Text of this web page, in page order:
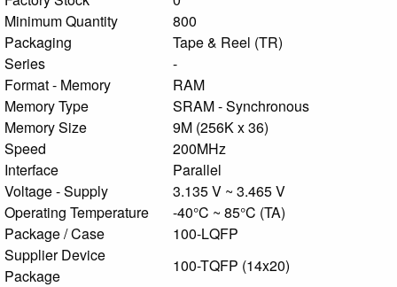
Minimum Quantity
800
Packaging
Tape & Reel (TR)
Series
-
Format - Memory
RAM
Memory Type
SRAM - Synchronous
Memory Size
9M (256K x 36)
Speed
200MHz
Interface
Parallel
Voltage - Supply
3.135 V ~ 3.465 V
Operating Temperature
-40°C ~ 85°C (TA)
Package / Case
100-LQFP
Supplier Device
Package
100-TQFP (14x20)